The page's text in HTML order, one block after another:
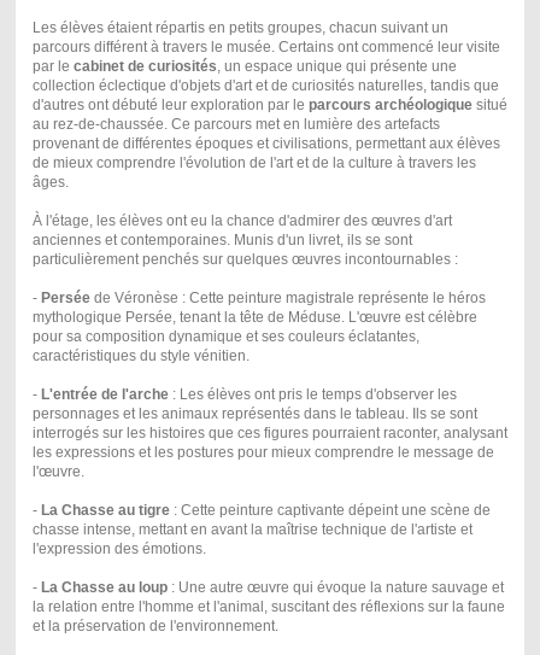
Les élèves étaient répartis en petits groupes, chacun suivant un
parcours différent à travers le musée. Certains ont commencé leur visite
par le cabinet de curiosités, un espace unique qui présente une
collection éclectique d'objets d'art et de curiosités naturelles, tandis que
d'autres ont débuté leur exploration par le parcours archéologiquesitué
au rez-de-chaussée. Ce parcours met en lumière des artefacts
provenant de différentes époques et civilisations, permettant aux élèves
de mieux comprendre l'évolution de l'art et de la culture à travers les
âges.
À l'étage, les élèves ont eu la chance d'admirer des œuvres d'art
anciennes et contemporaines. Munis d'un livret, ils se sont
particulièrement penchés sur quelques œuvres incontournables :
- Perséede Véronèse : Cette peinture magistrale représente le héros
mythologique Persée, tenant la tête de Méduse. L'œuvre est célèbre
pour sa composition dynamique et ses couleurs éclatantes,
caractéristiques du style vénitien.
- L'entrée de l'arche: Les élèves ont pris le temps d'observer les
personnages et les animaux représentés dans le tableau. Ils se sont
interrogés sur les histoires que ces figures pourraient raconter, analysant
les expressions et les postures pour mieux comprendre le message de
l'œuvre.
- La Chasse au tigre: Cette peinture captivante dépeint une scène de
chasse intense, mettant en avant la maîtrise technique de l'artiste et
l'expression des émotions.
- La Chasse au loup: Une autre œuvre qui évoque la nature sauvage et
la relation entre l'homme et l'animal, suscitant des réflexions sur la faune
et la préservation de l'environnement.